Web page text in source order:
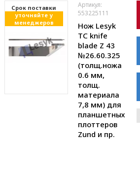
Cрок поставки
уточняйте у
менеджеров
Артикул:
553225111
Нож Lesyk
TC knife
blade Z 43
№26.60.325
(толщ.ножа
0.6 мм,
толщ.
материала
7,8 мм) для
планшетных
плоттеров
Zund и пр.